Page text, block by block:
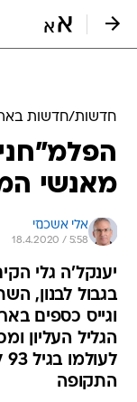
חדשות/חדשות
מאנשי
אלי אשכנזי
18.4.2020 / 5:58
יענקל'ה גלי
בגבול לבנון,
וגייס כספים
הגליל העליון
התקופה